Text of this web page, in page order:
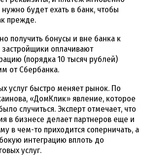
будет ехать в банк, чтобы
прежде.
получить бонусы и вне банка к
оплачивают
(порядка 10 тысяч рублей)
от Сбербанка.
услуг быстро меняет рынок. По
«ДомКлик» явление, которое
случиться. Эксперт отмечает, что
в бизнесе делает партнеров еще и
в чем-то приходится соперничать, а
интеграцию вплоть до
услуг.